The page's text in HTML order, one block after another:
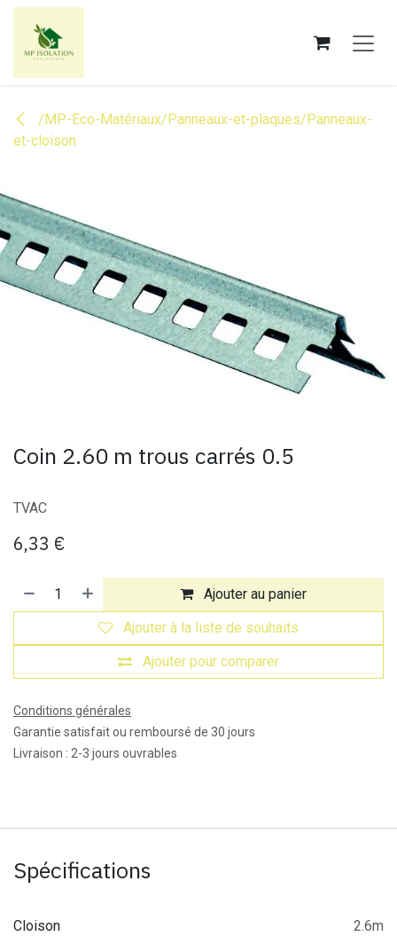
Se rendre au contenu
/MP-Eco-Matériaux/Panneaux-et-plaques/Panneaux-
et-cloison
Coin 2.60 m trous carrés 0.5
TVAC
6,33 €
Ajouter au panier
Ajouter pour comparer
Ajouter à la liste de souhaits
Conditions générales
Garantie satisfait ou remboursé de 30 jours
Livraison : 2-3 jours ouvrables
Spécifications
Cloison 2.6m